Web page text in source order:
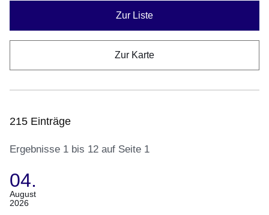
Zur Liste
Zur Karte
215 Einträge
Ergebnisse 1 bis 12 auf Seite 1
:215
Ergebnisse:Ergebnisse
04.
August
2026
(Termin:
04.